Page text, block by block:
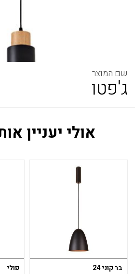
includes/formatting.php
ג'פטו
אולי יעניין
בר קוני 24 פולי